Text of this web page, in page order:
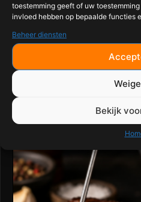
toestemming geeft of uw
invloed hebben op bepaalde functies
Beheer diensten
Bekijk
MEATER Pro XL – De Slimste